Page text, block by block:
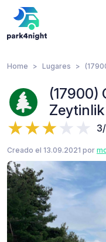
Home Lugares
(17900)
Creado el 13.09.2021 por